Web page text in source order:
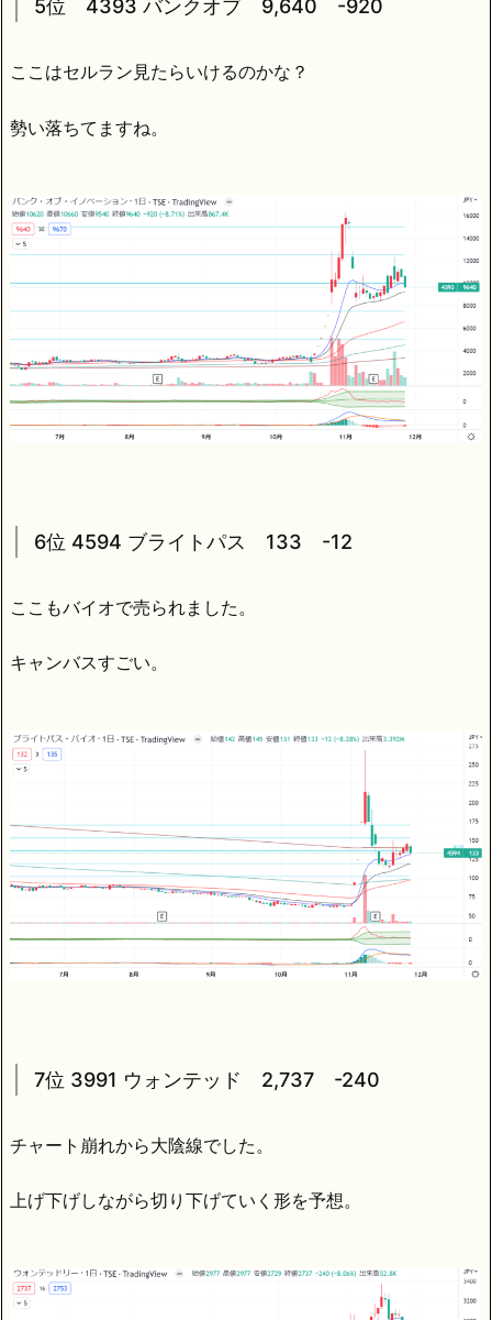
5位 4393 バンクオブ 9,640 -920
ここはセルラン見たらいけるのかな？
勢い落ちてますね。
6位 4594 ブライトパス 133 -12
ここもバイオで売られました。
キャンバスすごい。
7位 3991 ウォンテッド 2,737 -240
チャート崩れから大陰線でした。
上げ下げしながら切り下げていく形を予想。